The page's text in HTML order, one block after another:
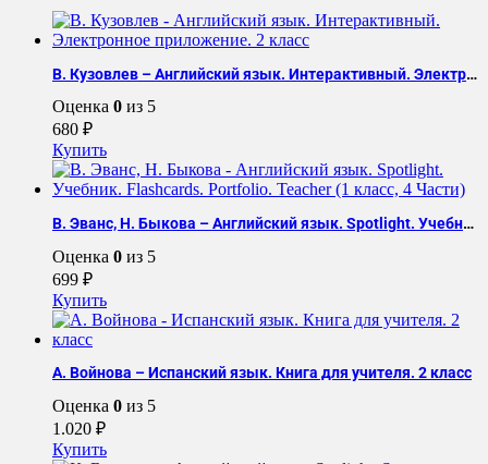
Infectious
В. Кузовлев – Английский язык. Интерактивный. Электронное приложение. 2 класс
Оценка 0 из 5
680 ₽
Купить
В. Эванс, Н. Быкова – Английский язык. Spotlight. Учебник. Flashcards. Portfolio. Teacher (1 класс, 4 Части)
Оценка 0 из 5
699 ₽
Купить
А. Войнова – Испанский язык. Книга для учителя. 2 класс
Оценка 0 из 5
1.020 ₽
Купить